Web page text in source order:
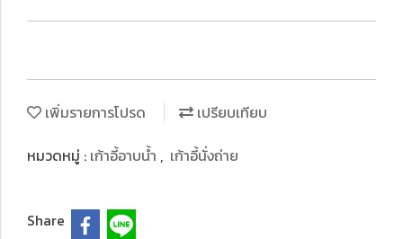
เพิ่มรายการโปรด
เปรียบเทียบ
หมวดหมู่ : เก้าอี้อาบน้ำ , เก้าอี้นั่งถ่าย
Share